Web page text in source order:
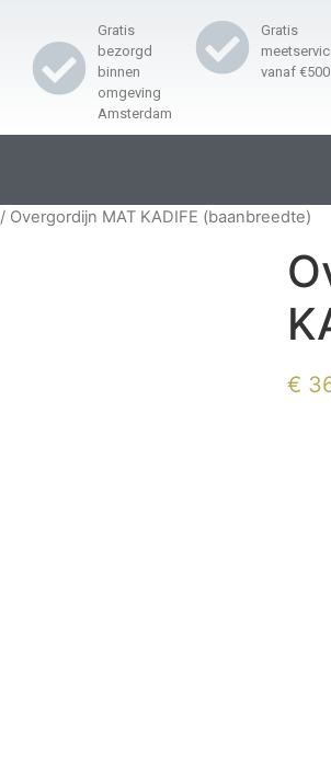
Gratis
bezorgd
binnen
omgeving
Amsterdam
Gratis
vanaf €500
/ Overgordijn MAT KADIFE (baanbreedte)
€